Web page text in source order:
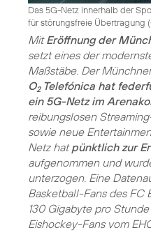
Das 5G-Netz innerhalb der
für störungsfreie Übertragung (
MitEröffnung der
setzt eines der
Maßstäbe. Der
O2Telefónica hat
ein 5G-Netz im
reibungslosen
sowie neue
Netz hatpünktlich zur
aufgenommen und
unterzogen. Eine
Basketball-Fans des FC
130 Gigabyte pro
Eishockey-Fans vom